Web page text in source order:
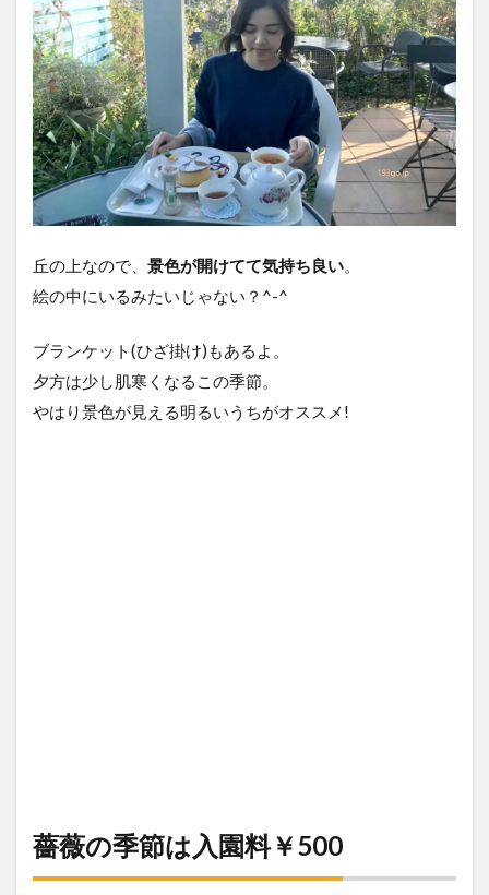
丘の上なので、 景色が開けてて気持ち良い。
絵の中にいるみたいじゃない？^-^
ブランケット(ひざ掛け)もあるよ。
夕方は少し肌寒くなるこの季節。
やはり景色が見える明るいうちがオススメ!
薔薇の季節は入園料￥500